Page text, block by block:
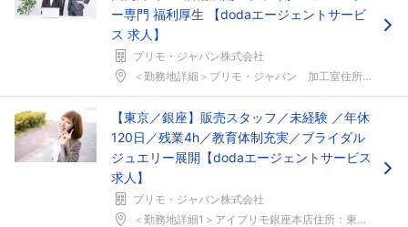
ー専門 福利厚生 【dodaエージェントサービ
ス 求人】
プリモ・ジャパン株式会社
＜勤務地詳細＞プリモ・ジャパン 加工室住所：東京都...
【東京／銀座】販売スタッフ／未経験 ／年休
120日／残業4h／教育体制充実／ブライダル
ジュエリー展開【dodaエージェントサービス
求人】
プリモ・ジャパン株式会社
＜勤務地詳細1＞アイプリモ銀座本店住所：東京都中央...